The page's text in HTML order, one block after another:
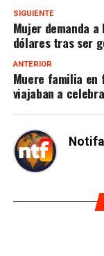
SIGUIENTE
Mujer demanda a
dólares tras ser
ANTERIOR
Muere familia
viajaban a